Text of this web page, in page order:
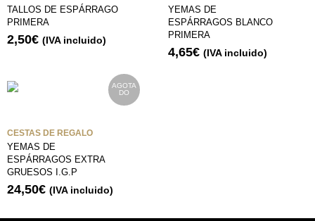
TALLOS DE ESPÁRRAGO
PRIMERA
2,50€ (IVA incluido)
YEMAS DE
ESPÁRRAGOS BLANCO
PRIMERA
4,65€ (IVA incluido)
AGOTA
DO
CESTAS DE REGALO
YEMAS DE
ESPÁRRAGOS EXTRA
GRUESOS I.G.P
24,50€ (IVA incluido)